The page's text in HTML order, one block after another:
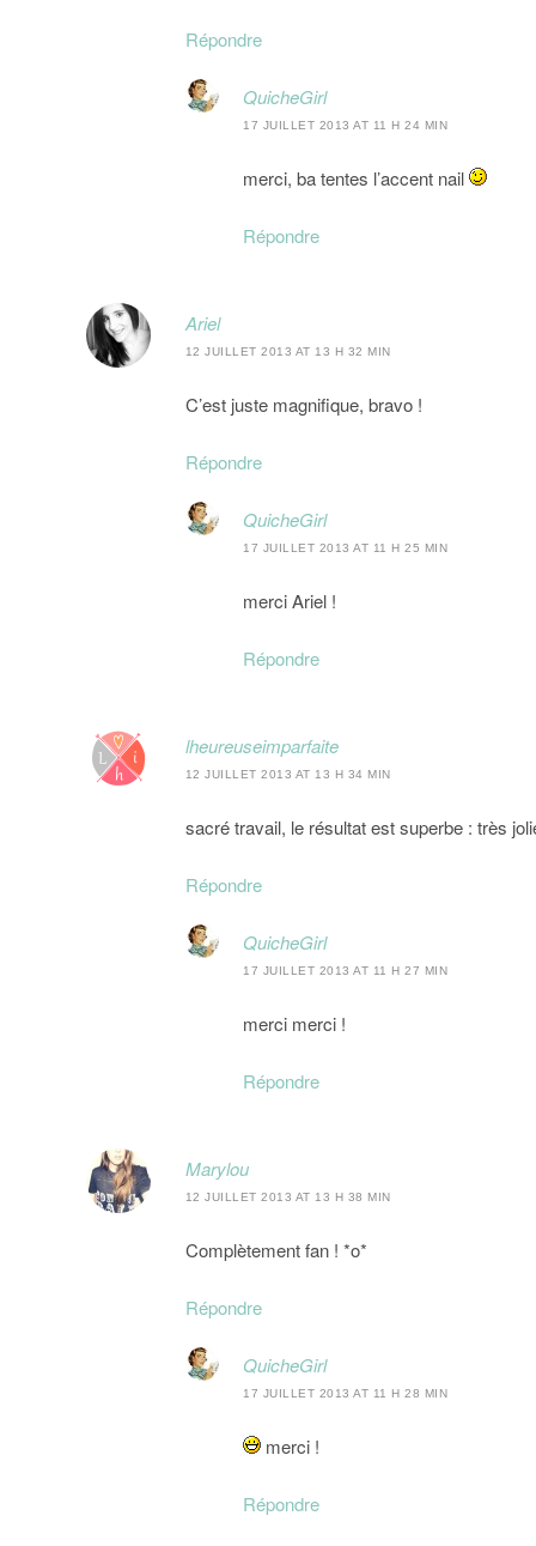
Répondre
QuicheGirl
17 JUILLET 2013 AT 11 H 24 MIN
merci, ba tentes l’accent nail
Répondre
Ariel
12 JUILLET 2013 AT 13 H 32 MIN
C’est juste magnifique, bravo !
Répondre
QuicheGirl
17 JUILLET 2013 AT 11 H 25 MIN
merci Ariel !
Répondre
lheureuseimparfaite
12 JUILLET 2013 AT 13 H 34 MIN
sacré travail, le résultat est superbe : très
Répondre
QuicheGirl
17 JUILLET 2013 AT 11 H 27 MIN
merci merci !
Répondre
Marylou
12 JUILLET 2013 AT 13 H 38 MIN
Complètement fan ! *o*
Répondre
QuicheGirl
17 JUILLET 2013 AT 11 H 28 MIN
merci !
Répondre